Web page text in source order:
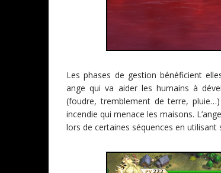
Les phases de gestion bénéficient
ange qui va aider les humains à
(foudre, tremblement de terre,
incendie qui menace les maisons.
lors de certaines séquences en